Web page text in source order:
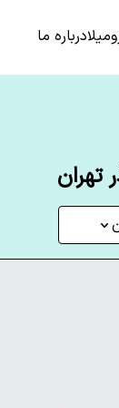
درباره ما
تهران